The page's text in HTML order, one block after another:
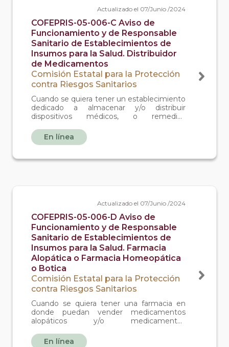
Actualizado el 07/Junio /2024
COFEPRIS-05-006-C Aviso de
Funcionamiento y de Responsable
Sanitario de Establecimientos de
Insumos para la Salud. Distribuidor
de Medicamentos
Comisión Estatal para la Protección
contra Riesgos Sanitarios
Cuando se quiera tener un establecimiento
dedicado a almacenar y/o distribuir
dispositivos médicos, o remedios
controlados o materia prima para
medicamentos no controlados.
En línea
Actualizado el 07/Junio /2024
COFEPRIS-05-006-D Aviso de
Funcionamiento y de Responsable
Sanitario de Establecimientos de
Insumos para la Salud. Farmacia
Alopática o Farmacia Homeopática
o Botica
Comisión Estatal para la Protección
contra Riesgos Sanitarios
Cuando se quiera tener una farmacia en
donde puedan vender medicamentos
alopáticos y/o medicamentos
medicamento) o una botica (en donde solo
En línea